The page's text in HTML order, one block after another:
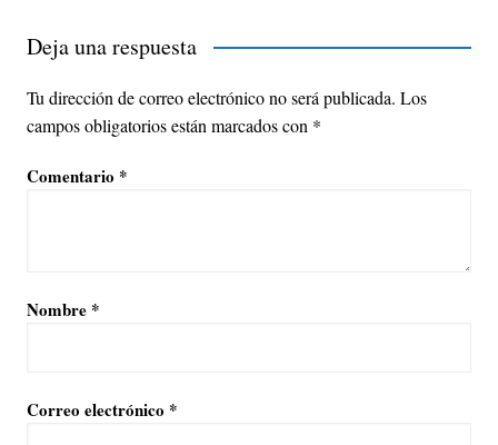
Deja una respuesta
Tu dirección de correo electrónico no será publicada. Los
campos obligatorios están marcados con *
Comentario *
Nombre *
Correo electrónico *